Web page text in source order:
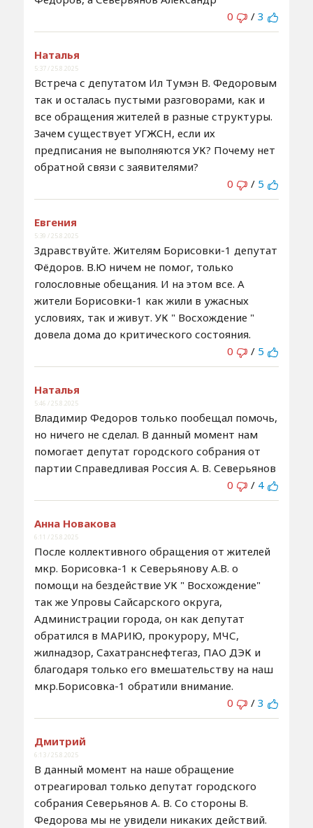
0
/ 3
Наталья
5:37 / 25.8.2025
Встреча с депутатом Ил Тумэн В. Федоровым
так и осталась пустыми разговорами, как и
все обращения жителей в разные структуры.
Зачем существует УГЖСН, если их
предписания не выполняются УК? Почему нет
обратной связи с заявителями?
0
/ 5
Евгения
5:39 / 25.8.2025
Здравствуйте. Жителям Борисовки-1 депутат
Фёдоров. В.Ю ничем не помог, только
голословные обещания. И на этом все. А
жители Борисовки-1 как жили в ужасных
условиях, так и живут. УК " Восхождение "
довела дома до критического состояния.
0
/ 5
Наталья
5:46 / 25.8.2025
Владимир Федоров только пообещал помочь,
но ничего не сделал. В данный момент нам
помогает депутат городского собрания от
партии Справедливая Россия А. В. Северьянов
0
/ 4
Анна Новакова
6:11 / 25.8.2025
После коллективного обращения от жителей
мкр. Борисовка-1 к Северьянову А.В. о
помощи на бездействие УК " Восхождение"
так же Упровы Сайсарского округа,
Администрации города, он как депутат
обратился в МАРИЮ, прокурору, МЧС,
жилнадзор, Сахатранснефтегаз, ПАО ДЭК и
благодаря только его вмешательству на наш
мкр.Борисовка-1 обратили внимание.
0
/ 3
Дмитрий
6:13 / 25.8.2025
В данный момент на наше обращение
отреагировал только депутат городского
собрания Северьянов А. В. Со стороны В.
Федорова мы не увидели никаких действий.